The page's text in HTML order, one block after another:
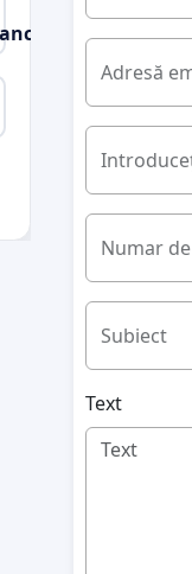
Adresă
Numar
Subiect
Text